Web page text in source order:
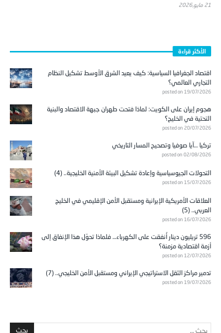
21 مايو,2026
الأكثر قراءة
اقتصاد الجغرافيا السياسية: كيف يعيد الشرق الأوسط تشكيل النظام
التجاري العالمي؟
posted on 19/07/2026
هجوم إيران على الكويت: لماذا فتحت طهران جبهة الاقتصاد والبنية
التحتية في الخليج؟
posted on 20/07/2026
تركيا …آيا صوفيا وتصحيح المسار التاريخي
posted on 02/08/2026
التحولات الجيوسياسية وإعادة تشكيل البيئة الأمنية الخليجية.. (4)
posted on 15/07/2026
العلاقات الأمريكية الإيرانية ومستقبل الأمن الإقليمي في الخليج
العربي.. (5)
posted on 16/07/2026
596 تريليون دينار أُنفقت على الكهرباء… فلماذا تحوّل هذا الإنفاق إلى
أزمة اقتصادية مزمنة؟
posted on 12/07/2026
تدمير مراكز الثقل الاستراتيجي الإيراني ومستقبل الأمن الخليجي.. (7)
posted on 19/07/2026